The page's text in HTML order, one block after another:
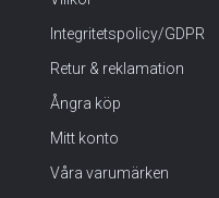
Integritetspolicy/GDPR
Retur & reklamation
Ångra köp
Mitt konto
Våra varumärken